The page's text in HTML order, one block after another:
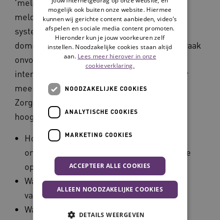
'meldingsmoeheid'. Ze ontvangen veel
meldingen van verschillende apparaten en
systemen. Daarnaast communiceren de
domoticasystemen binnen een organisatie vaak
onvoldoende of zelfs niet met elkaar. Uit
interviews met zorgorganisaties blijkt dat er
meer uitdagingen met domotica zijn.
Zorgorganisaties zijn niet (voldoende) op de
hoogte van:
Hoe domotica de
organisatie kan ondersteunen bij hun visie
op zorg.
Waar de organisatie staat op het gebied
van domotica.
Wat de laatste ontwikkelingen zijn op het
mogelijk ook buiten onze website. Hiermee
kunnen wij gerichte content aanbieden, video’s
afspelen en sociale media content promoten.
Hieronder kun je jouw voorkeuren zelf
instellen. Noodzakelijke cookies staan altijd
aan. Lees meer hierover in onze
cookieverklaring.
NOODZAKELIJKE COOKIES
ANALYTISCHE COOKIES
MARKETING COOKIES
ACCEPTEER ALLE COOKIES
ALLEEN NOODZAKELIJKE COOKIES
DETAILS WEERGEVEN